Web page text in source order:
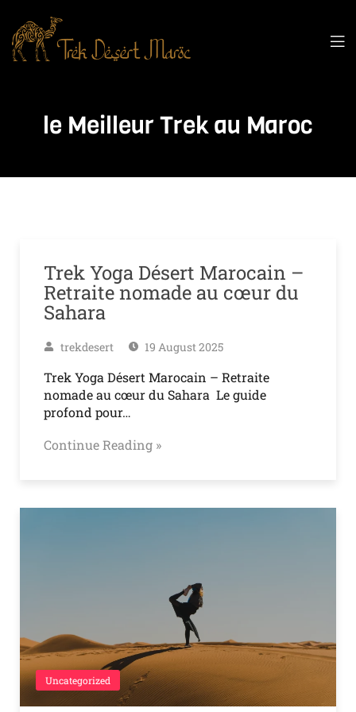
le Meilleur Trek au Maroc
Trek Yoga Désert Marocain –
Retraite nomade au cœur du
Sahara
trekdesert 19 August 2025
Trek Yoga Désert Marocain – Retraite
nomade au cœur du Sahara Le guide
profond pour…
Continue Reading »
Uncategorized